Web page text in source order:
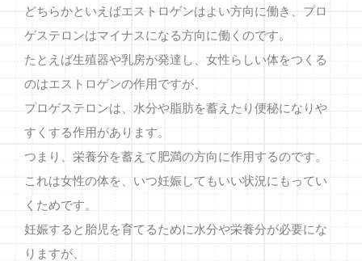
どちらかといえばエストロゲンはよい方向に働き、プロ
ゲステロンはマイナスになる方向に働くのです。
たとえば生殖器や乳房が発達し、女性らしい体をつくる
のはエストロゲンの作用ですが、
プロゲステロンは、水分や脂肪を蓄えたり便秘になりや
すくする作用があります。
つまり、栄養分を蓄えて肥満の方向に作用するのです。
これは女性の体を、いつ妊娠してもいい状況にもってい
くためです。
妊娠すると胎児を育てるために水分や栄養分が必要にな
りますが、